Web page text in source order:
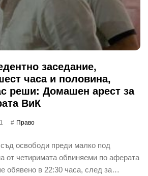
заседание,
часа и половина,
реши: Домашен арест за
ВиК
Право
освободи преди малко под
от четиримата обвиняеми по аферата
обявено в 22:30 часа, след за…